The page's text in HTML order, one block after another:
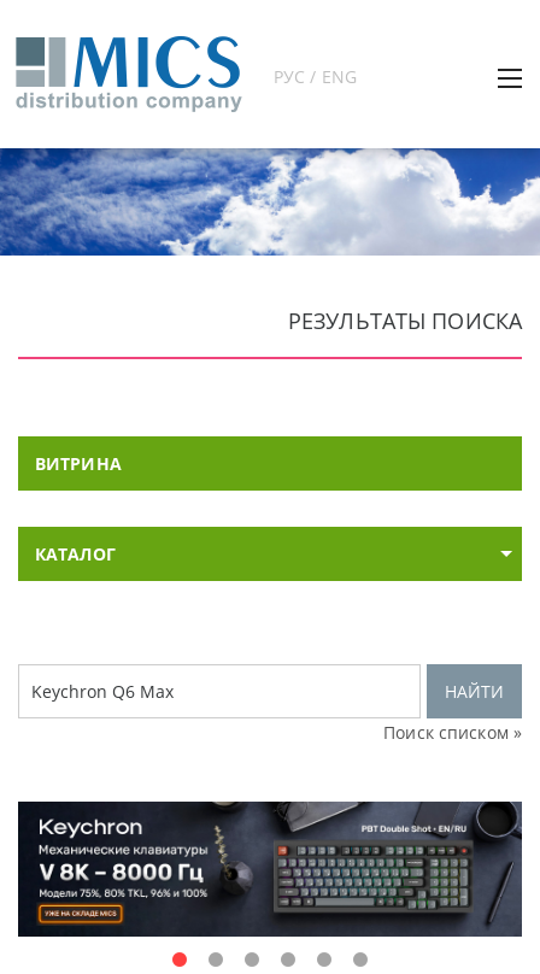
РУС / ENG
РЕЗУЛЬТАТЫ ПОИСКА
ВИТРИНА
КАТАЛОГ
НАЙТИ
Поиск списком »